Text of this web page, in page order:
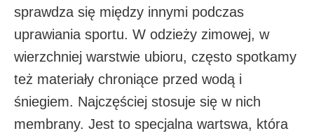
sprawdza się między innymi podczas
uprawiania sportu. W odzieży zimowej, w
wierzchniej warstwie ubioru, często spotkamy
też materiały chroniące przed wodą i
śniegiem. Najczęściej stosuje się w nich
membrany. Jest to specjalna wartswa, która